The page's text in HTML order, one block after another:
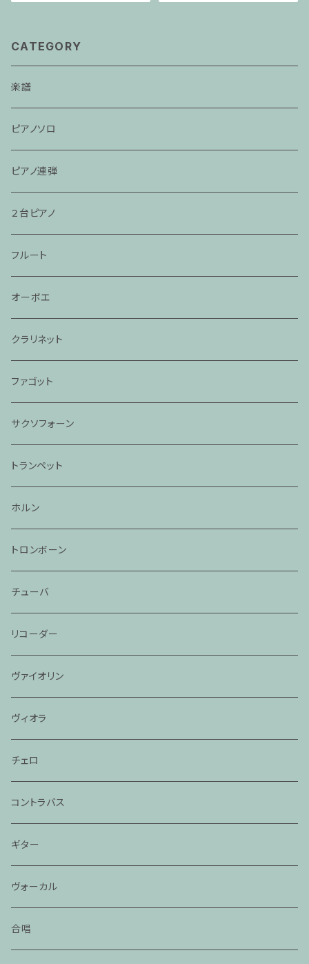
CATEGORY
楽譜
ピアノソロ
ピアノ連弾
２台ピアノ
フルート
オーボエ
クラリネット
ファゴット
サクソフォーン
トランペット
ホルン
トロンボーン
チューバ
リコーダー
ヴァイオリン
ヴィオラ
チェロ
コントラバス
ギター
ヴォーカル
合唱